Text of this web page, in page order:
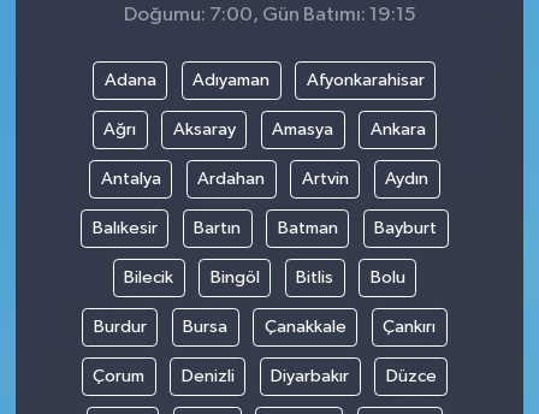
Doğumu: 7:00, Gün Batımı: 19:15
Adana Adıyaman Afyonkarahisar
Ağrı Aksaray Amasya Ankara
Antalya Ardahan Artvin Aydın
Balıkesir Bartın Batman Bayburt
Bilecik Bingöl Bitlis Bolu
Burdur Bursa Çanakkale Çankırı
Çorum Denizli Diyarbakır Düzce